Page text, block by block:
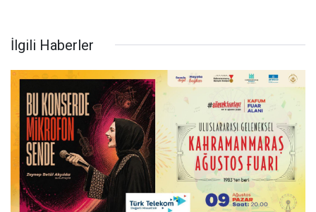
İlgili Haberler